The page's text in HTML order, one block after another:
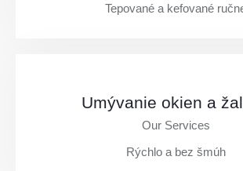
Tepované a kefované
od
Umývanie okien a
Our Services
Rýchlo a bez šmúh
od